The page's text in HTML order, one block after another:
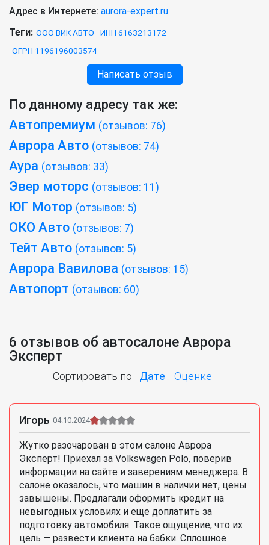
Адрес в Интернете: aurora-expert.ru
Теги: ООО ВИК АВТО
ИНН 6163213172
ОГРН 1196196003574
Написать отзыв
По данному адресу так же:
Автопремиум (отзывов: 76)
Аврора Авто (отзывов: 74)
Аура (отзывов: 33)
Эвер моторс (отзывов: 11)
ЮГ Мотор (отзывов: 5)
ОКО Авто (отзывов: 7)
Тейт Авто (отзывов: 5)
Аврора Вавилова (отзывов: 15)
Автопорт (отзывов: 60)
6 отзывов об автосалоне Аврора
Эксперт
Сортировать по Дате Оценке
Игорь 04.10.2024
Жутко разочарован в этом салоне Аврора
Эксперт! Приехал за Volkswagen Polo, поверив
информации на сайте и заверениям менеджера. В
салоне оказалось, что машин в наличии нет, цены
завышены. Предлагали оформить кредит на
невыгодных условиях и еще доплатить за
подготовку автомобиля. Такое ощущение, что их
цель — развести клиента на бабки. Сплошное